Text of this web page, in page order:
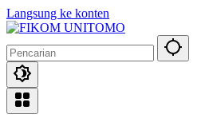
Langsung ke konten